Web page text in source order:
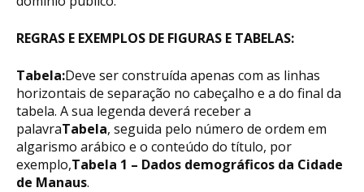
REGRAS E EXEMPLOS DE FIGURAS E TABELAS:
Tabela:Deve ser construída apenas com as linhas
horizontais de separação no cabeçalho e a do final da
tabela. A sua legenda deverá receber a
palavraTabela, seguida pelo número de ordem em
algarismo arábico e o conteúdo do título, por
exemplo,Tabela 1 – Dados demográficos da Cidade
de Manaus.